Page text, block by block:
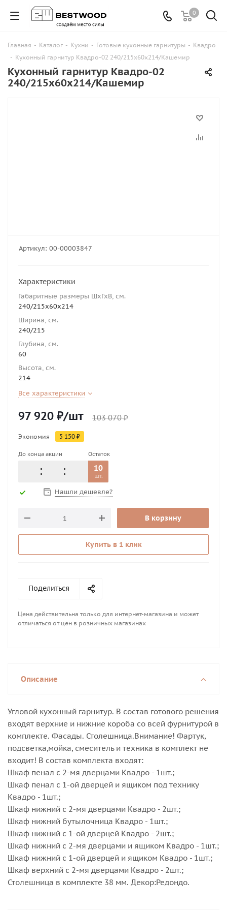
0
Главная - Каталог - Кухни - Готовые кухонные гарнитуры - Квадро
- Кухонный гарнитур Квадро-02 240/215х60х214/Кашемир
Кухонный гарнитур Квадро-02
240/215х60х214/Кашемир
Артикул: 00-00003847
Характеристики
Габаритные размеры ШхГхВ, см.
240/215х60х214
Ширина, см.
240/215
Глубина, см.
60
Высота, см.
214
Все характеристики
97 920 ₽/шт 103 070₽
Экономия 5 150 ₽
До конца акции Остаток
10
шт.
Нашли дешевле?
В корзину
Купить в 1 клик
Поделиться
Цена действительна только для интернет-магазина и может
отличаться от цен в розничных магазинах
Описание
Угловой кухонный гарнитур. В состав готового решения
входят верхние и нижние короба со всей фурнитурой в
комплекте. Фасады. Столешница.Внимание! Фартук,
подсветка,мойка, смеситель и техника в комплект не
входит! В состав комплекта входят:
Шкаф пенал с 2-мя дверцами Квадро - 1шт.;
Шкаф пенал с 1-ой дверцей и ящиком под технику
Квадро - 1шт.;
Шкаф нижний с 2-мя дверцами Квадро - 2шт.;
Шкаф нижний бутылочница Квадро - 1шт.;
Шкаф нижний с 1-ой дверцей Квадро - 2шт.;
Шкаф нижний с 2-мя дверцами и ящиком Квадро - 1шт.;
Шкаф нижний с 1-ой дверцей и ящиком Квадро - 1шт.;
Шкаф верхний с 2-мя дверцами Квадро - 2шт.;
Столешница в комплекте 38 мм. Декор:Редондо.